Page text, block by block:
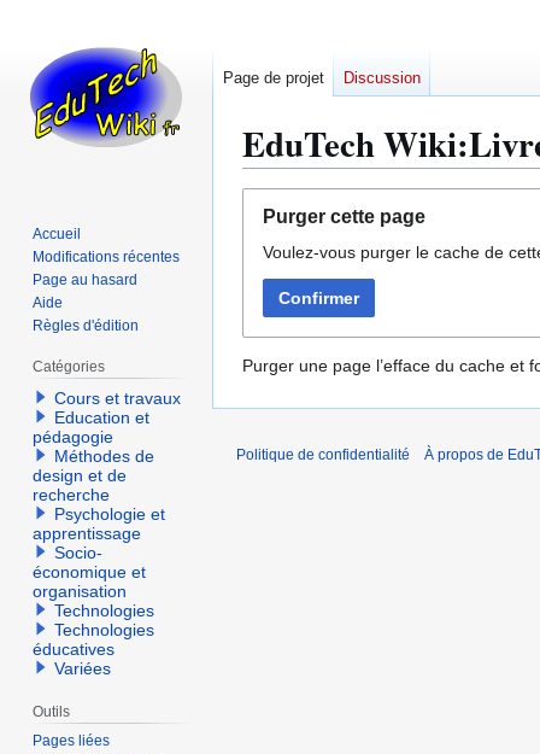
EduTech
navigation
recherche
Purger cette page
Voulez-vous purger le cache de
Confirmer
Purger une page l’efface du cache et
Page de projet Discussion
Accueil
Modifications récentes
Page au hasard
Aide
Règles d'édition
Catégories
Cours et travaux
Education et
pédagogie
Méthodes de
design et de
recherche
Psychologie et
apprentissage
Socio-
économique et
organisation
Technologies
Technologies
éducatives
Variées
Outils
Pages liées
Politique de confidentialité À propos de